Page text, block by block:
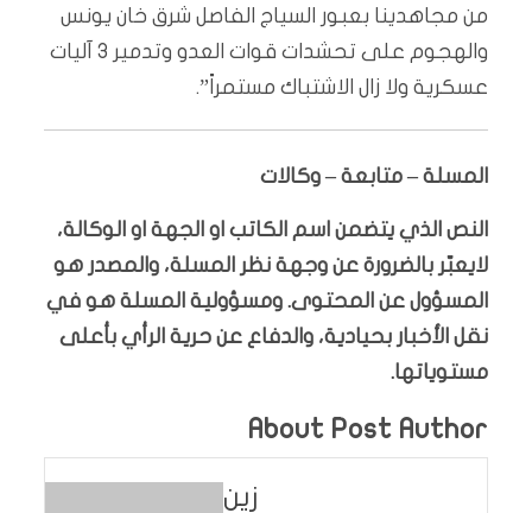
من مجاهدينا بعبور السياج الفاصل شرق خان يونس
والهجوم على تحشدات قوات العدو وتدمير 3 آليات
عسكرية ولا زال الاشتباك مستمراً”.
المسلة – متابعة – وكالات
النص الذي يتضمن اسم الكاتب او الجهة او الوكالة،
لايعبّر بالضرورة عن وجهة نظر المسلة، والمصدر هو
المسؤول عن المحتوى. ومسؤولية المسلة هو في
نقل الأخبار بحيادية، والدفاع عن حرية الرأي بأعلى
مستوياتها.
About Post Author
زين